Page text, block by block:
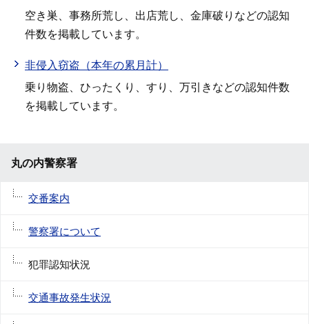
空き巣、事務所荒し、出店荒し、金庫破りなどの認知
件数を掲載しています。
非侵入窃盗（本年の累月計）
乗り物盗、ひったくり、すり、万引きなどの認知件数
を掲載しています。
丸の内警察署
交番案内
警察署について
犯罪認知状況
交通事故発生状況